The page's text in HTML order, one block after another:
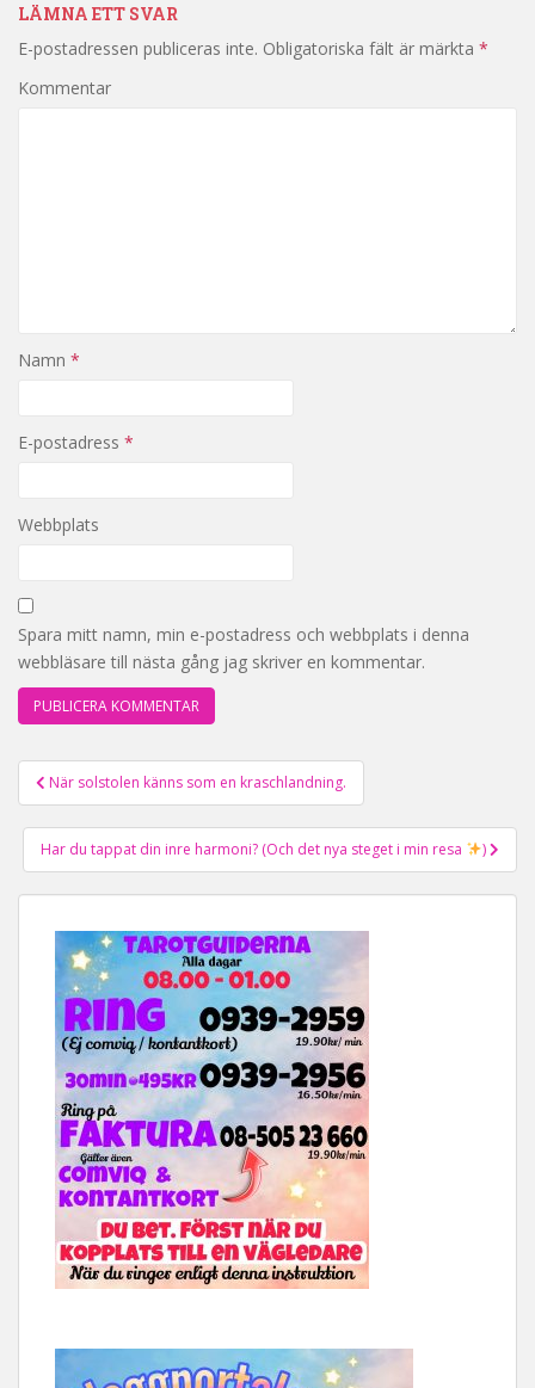
LÄMNA ETT SVAR
E-postadressen publiceras inte. Obligatoriska fält är märkta *
Kommentar
Namn *
E-postadress *
Webbplats
Spara mitt namn, min e-postadress och webbplats i denna
webbläsare till nästa gång jag skriver en kommentar.
Inläggsnavigering
När solstolen känns som en kraschlandning.
Har du tappat din inre harmoni? (Och det nya steget i min resa )